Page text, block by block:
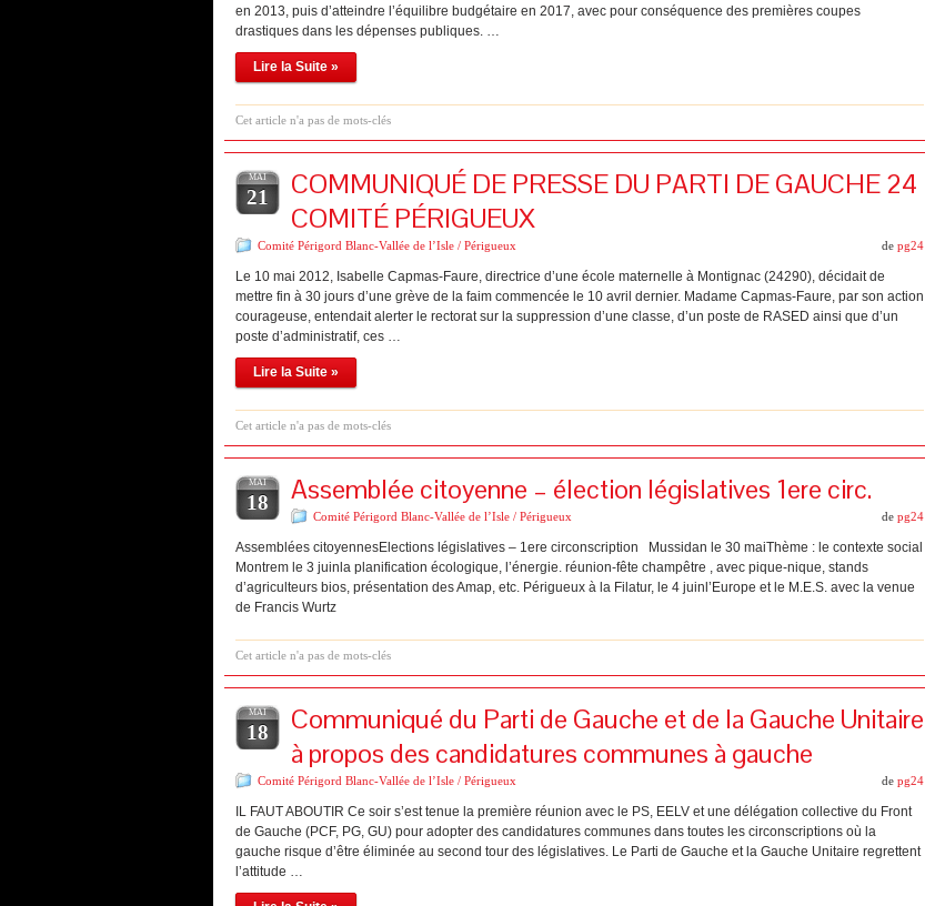
en 2013, puis d’atteindre l’équilibre budgétaire en 2017, avec pour conséquence des premières coupes
drastiques dans les dépenses publiques. …
Lire la Suite »
Cet article n'a pas de mots-clés
MAI
21
COMMUNIQUÉ DE PRESSE DU PARTI DE GAUCHE 24
COMITÉ PÉRIGUEUX
Comité Périgord Blanc-Vallée de l’Isle / Périgueux de pg24
Le 10 mai 2012, Isabelle Capmas-Faure, directrice d’une école maternelle à Montignac (24290), décidait de
mettre fin à 30 jours d’une grève de la faim commencée le 10 avril dernier. Madame Capmas-Faure, par son action
courageuse, entendait alerter le rectorat sur la suppression d’une classe, d’un poste de RASED ainsi que d’un
poste d’administratif, ces …
Lire la Suite »
Cet article n'a pas de mots-clés
MAI
18 Assemblée citoyenne – élection législatives 1ere circ.
Comité Périgord Blanc-Vallée de l’Isle / Périgueux de pg24
Assemblées citoyennesElections législatives – 1ere circonscription Mussidan le 30 maiThème : le contexte social
Montrem le 3 juinla planification écologique, l’énergie. réunion-fête champêtre , avec pique-nique, stands
d’agriculteurs bios, présentation des Amap, etc. Périgueux à la Filatur, le 4 juinl’Europe et le M.E.S. avec la venue
de Francis Wurtz
Cet article n'a pas de mots-clés
MAI
18
Communiqué du Parti de Gauche et de la Gauche Unitaire
à propos des candidatures communes à gauche
Comité Périgord Blanc-Vallée de l’Isle / Périgueux de pg24
IL FAUT ABOUTIR Ce soir s’est tenue la première réunion avec le PS, EELV et une délégation collective du Front
de Gauche (PCF, PG, GU) pour adopter des candidatures communes dans toutes les circonscriptions où la
gauche risque d’être éliminée au second tour des législatives. Le Parti de Gauche et la Gauche Unitaire regrettent
l’attitude …